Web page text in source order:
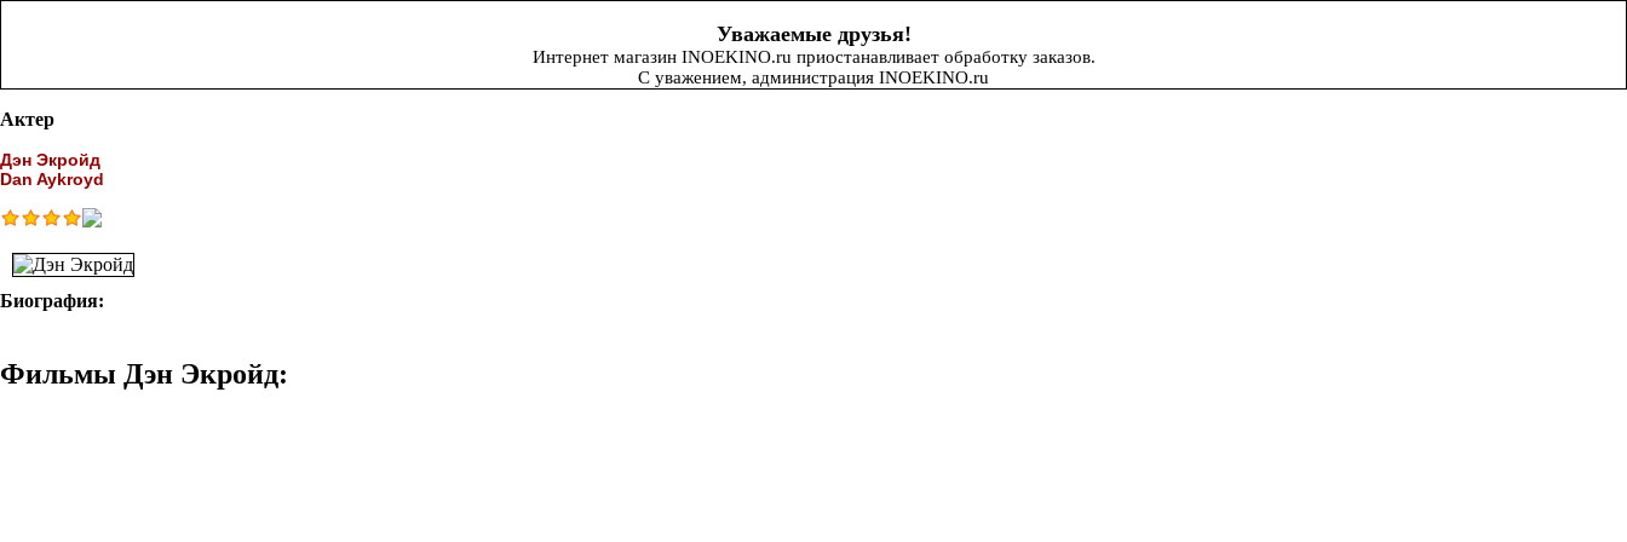
Уважаемые друзья!
Интернет магазин INOEKINO.ru приостанавливает обработку заказов.
С уважением, администрация INOEKINO.ru
Актер
Дэн Экройд
Dan Aykroyd
Биография:
Фильмы Дэн Экройд: